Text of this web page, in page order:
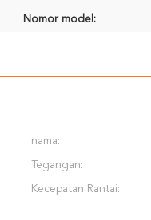
Nomor model:
nama:
Tegangan:
Kecepatan Rantai: